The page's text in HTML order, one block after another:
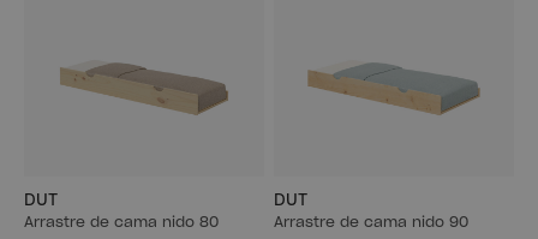
DUT
Arrastre de cama nido 80
DUT
Arrastre de cama nido 90